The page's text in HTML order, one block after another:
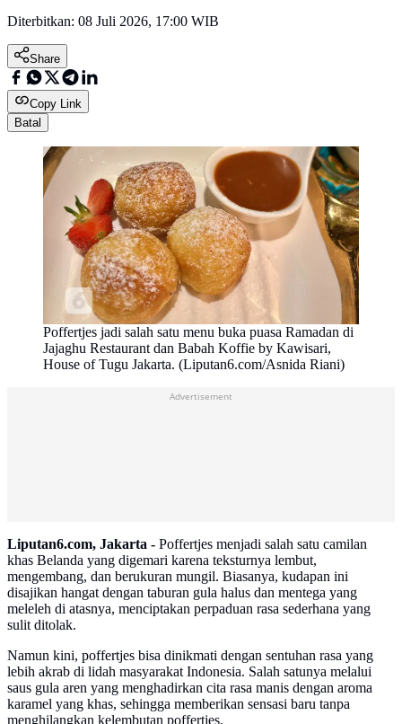
Diterbitkan: 08 Juli 2026, 17:00 WIB
Share
Copy Link
Batal
Poffertjes jadi salah satu menu buka puasa Ramadan di
Jajaghu Restaurant dan Babah Koffie by Kawisari,
House of Tugu Jakarta. (Liputan6.com/Asnida Riani)
Advertisement
Liputan6.com, Jakarta - Poffertjes menjadi salah satu camilan
khas Belanda yang digemari karena teksturnya lembut,
mengembang, dan berukuran mungil. Biasanya, kudapan ini
disajikan hangat dengan taburan gula halus dan mentega yang
meleleh di atasnya, menciptakan perpaduan rasa sederhana yang
sulit ditolak.
Namun kini, poffertjes bisa dinikmati dengan sentuhan rasa yang
lebih akrab di lidah masyarakat Indonesia. Salah satunya melalui
saus gula aren yang menghadirkan cita rasa manis dengan aroma
karamel yang khas, sehingga memberikan sensasi baru tanpa
menghilangkan kelembutan poffertjes.